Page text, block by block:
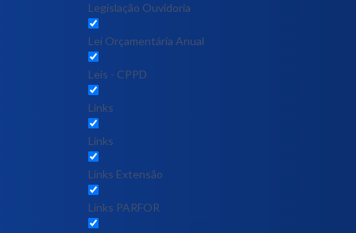
Legislação Ouvidoria
Lei Orçamentária Anual
Leis - CPPD
Links
Links
Links Extensão
Links PARFOR